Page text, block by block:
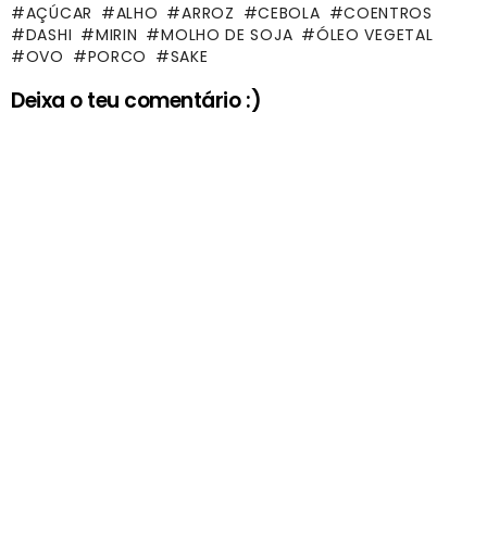
AÇÚCAR ALHO ARROZ CEBOLA
COENTROS
DASHI
MIRIN MOLHO DE SOJA
ÓLEO VEGETAL
OVO
PORCO SAKE
Deixa o teu comentário :)